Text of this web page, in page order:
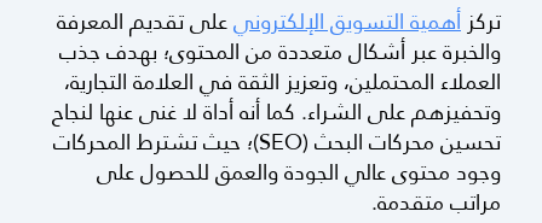
تركز أهمية التسويق الإلكترونيعلى تقديم المعرفة
والخبرة عبر أشكال متعددة من المحتوى؛ بهدف جذب
العملاء المحتملين، وتعزيز الثقة في العلامة التجارية،
وتحفيزهم على الشراء. كما أنه أداة لا غنى عنها لنجاح
تحسين محركات البحث (SEO)؛ حيث تشترط المحركات
وجود محتوى عالي الجودة والعمق للحصول على
مراتب متقدمة.